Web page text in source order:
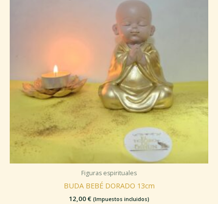
Figuras espirituales
BUDA BEBÉ DORADO 13cm
12,00€ (Impuestos incluidos)